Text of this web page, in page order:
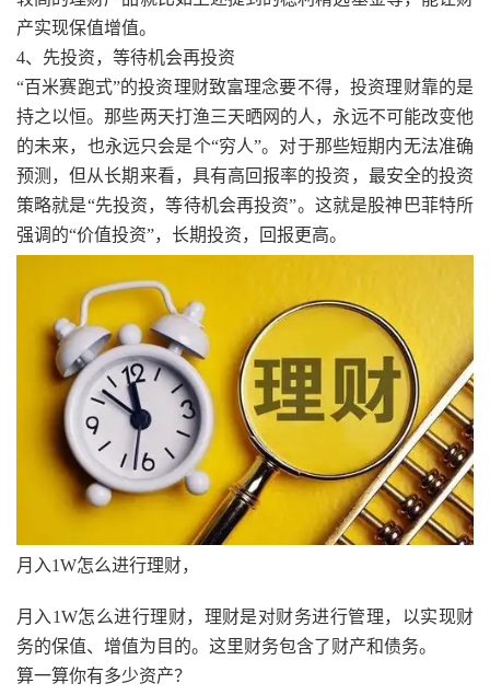
产实现保值增值。
4、先投资，等待机会再投资
“百米赛跑式”的投资理财致富理念要不得，投资理财靠的是
持之以恒。那些两天打渔三天晒网的人，永远不可能改变他
的未来，也永远只会是个“穷人”。对于那些短期内无法准确
预测，但从长期来看，具有高回报率的投资，最安全的投资
策略就是“先投资，等待机会再投资”。这就是股神巴菲特所
强调的“价值投资”，长期投资，回报更高。
月入1W怎么进行理财，
月入1W怎么进行理财，理财是对财务进行管理，以实现财
务的保值、增值为目的。这里财务包含了财产和债务。
算一算你有多少资产？